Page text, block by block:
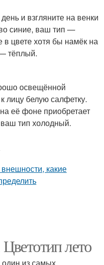
и взгляните на венки
синие, ваш тип —
цвете хотя бы намёк на
тёплый.
освещённой
лицу белую салфетку.
её фоне приобретает
тип холодный.
лето
один из самых